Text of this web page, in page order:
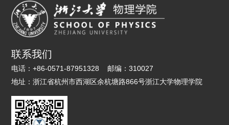
联系我们
电话：+86-0571-87951328 邮编：310027
地址：浙江省杭州市西湖区余杭塘路866号浙江大学物理学院